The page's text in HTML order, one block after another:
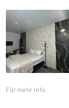
Für mehr Info: